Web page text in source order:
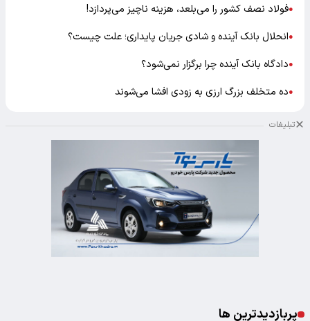
●فولاد نصف کشور را می‌بلعد، هزینه ناچیز می‌پردازد!
●انحلال بانک آینده و شادی جریان پایداری؛ علت چیست؟
●دادگاه بانک آینده چرا برگزار نمی‌شود؟
●ده متخلف بزرگ ارزی به زودی افشا می‌شوند
تبلیغات
پربازدیدترین ها